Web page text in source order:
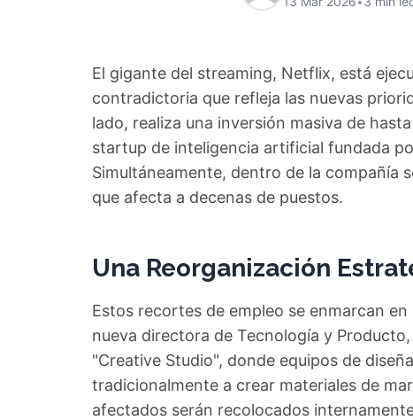
El gigante del streaming, Netflix, está
contradictoria que refleja las nuevas
lado, realiza una inversión masiva de
startup de inteligencia artificial fundada
Simultáneamente, dentro de la compañía
que afecta a decenas de puestos.
Una Reorganización
Estos recortes de empleo se enmarcan
nueva directora de Tecnología y
"Creative Studio", donde equipos de
tradicionalmente a crear materiales de
afectados serán recolocados